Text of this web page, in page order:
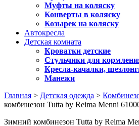
Муфты на коляску
Конверты в коляску
Козырек на коляску
Автокресла
Детская комната
Кроватки детские
Стульчики для
Кресла-качалки,
Манежи
Главная > Детская одежда >
комбинезон Tutta by Reima Menni
Зимний комбинезон Tutta by Reima